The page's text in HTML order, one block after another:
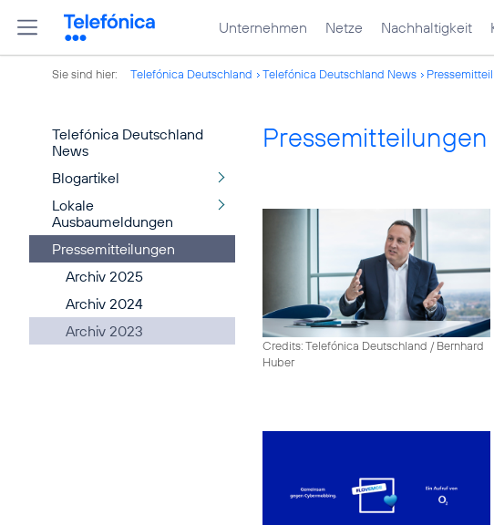
Unternehmen Netze Nachhaltigkeit
Sie sind hier: Telefónica Deutschland Telefónica Deutschland News
Telefónica Deutschland
News
Blogartikel
Lokale
Ausbaumeldungen
Pressemitteilungen
Archiv 2025
Archiv 2024
Archiv 2023
Credits: Telefónica Deutschland / Bernhard
Huber